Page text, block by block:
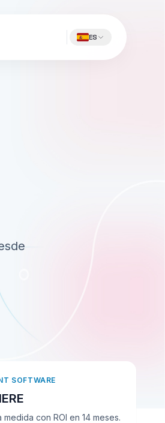
ES
SOFTWARE
con ROI en 14 meses.